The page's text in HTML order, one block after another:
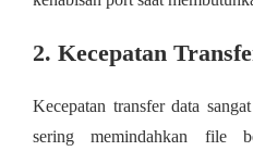
2. Kecepatan
Kecepatan transfer data
sering memindahkan file